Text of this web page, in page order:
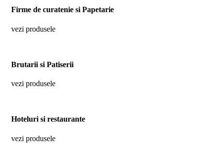
Firme de curatenie si Papetarie
vezi produsele
Brutarii si Patiserii
vezi produsele
Hoteluri si restaurante
vezi produsele